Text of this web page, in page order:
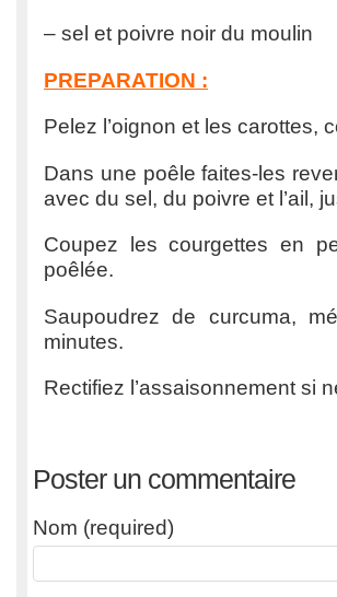
– sel et poivre noir du moulin
PREPARATION :
Pelez l’oignon et les carottes,
Dans une poêle faites-les
avec du sel, du poivre et l’ail,
Coupez les courgettes en
poêlée.
Saupoudrez de curcuma,
minutes.
Rectifiez l’assaisonnement si
Poster un commentaire
Nom (required)